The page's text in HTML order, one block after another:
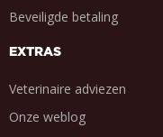
Beveiligde betaling
EXTRAS
Veterinaire adviezen
Onze weblog